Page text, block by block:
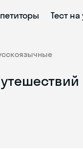
Тест